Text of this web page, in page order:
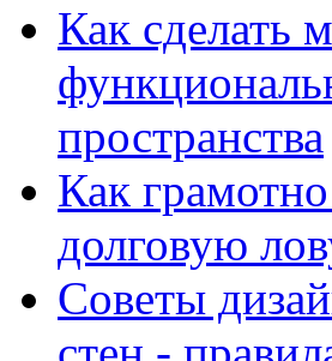
Как сделать
пространства
Как
долговую
Советы